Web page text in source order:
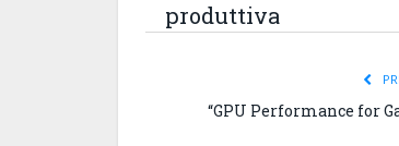
produttiva
“GPU Performance for